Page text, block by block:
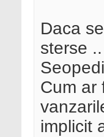
Daca
sterse
Cum ar
implicit